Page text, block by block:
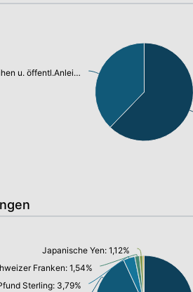
Staatsanleihen u. öffentl.Anleihen: 9,69%
Sterling: 3,79%
Franken: 1,54%
Japanische Yen: 1,12%